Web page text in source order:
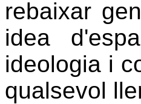
rebaixar
idea
ideologia i
qualsevol